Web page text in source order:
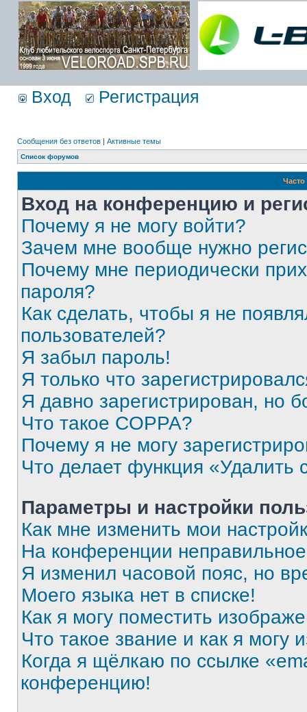
Вход Регистрация
Сообщения без ответов | Активные темы
Список форумов
Вход на конференцию и
Почему я не могу войти?
Зачем мне вообще нужно
Почему мне периодически
пароля?
Как сделать, чтобы я не
пользователей?
Я забыл пароль!
Я только что
Я давно зарегистрирован, но
Что такое COPPA?
Почему я не могу
Что делает функция «Удалить
Параметры и настройки
Как мне изменить мои
На конференции
Я изменил часовой пояс, но
Моего языка нет в списке!
Как я могу поместить
Что такое звание и как я могу
Когда я щёлкаю по ссылке
конференцию!